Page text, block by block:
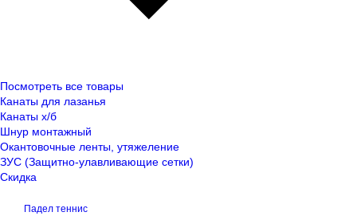
Посмотреть все товары
Канаты для лазанья
Канаты х/б
Шнур монтажный
Окантовочные ленты, утяжеление
ЗУС (Защитно-улавливающие сетки)
Скидка
Падел теннис